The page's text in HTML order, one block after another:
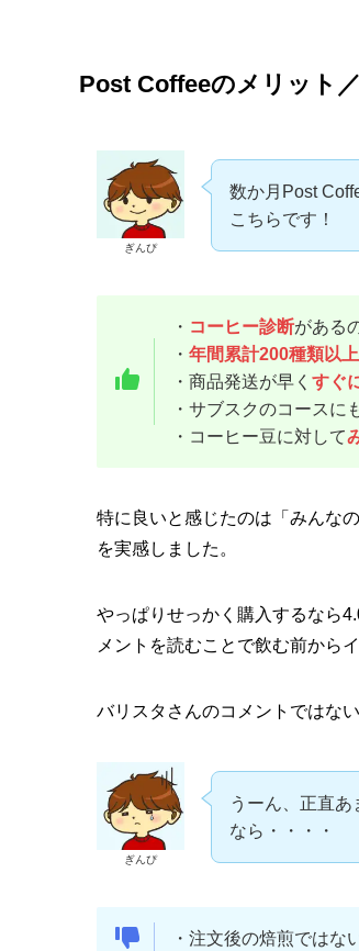
Post Coffeeのメリット
ぎんぴ
数か月Post
こちらです！
・ コーヒー診断がある
・ 年間累計200種類以
・商品発送が早く すぐ
・サブスクのコースに
・コーヒー豆に対して
特に良いと感じたのは「みんな
を実感しました。
やっぱりせっかく購入するなら
メントを読むことで飲む前から
バリスタさんのコメントではな
ぎんぴ
うーん、正直
なら・・・・
・注文後の焙煎では